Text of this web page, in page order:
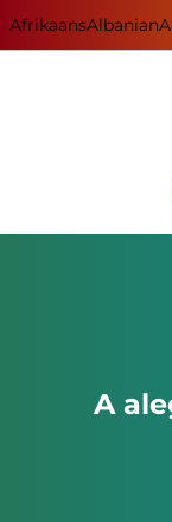
AfrikaansAlbanian
A